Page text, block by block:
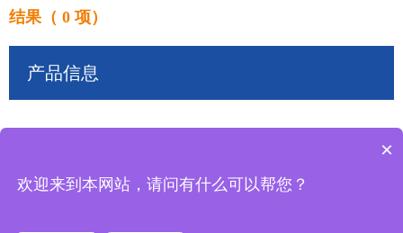
结果（ 0 项）
产品信息
×
欢迎来到本网站，请问有什么可以帮您？